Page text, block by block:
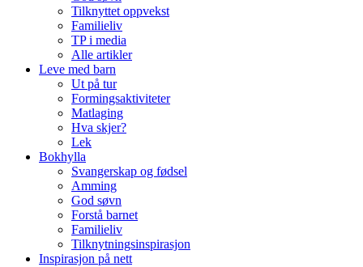
Tilknyttet oppvekst
Familieliv
TP i media
Alle artikler
Leve med barn
Ut på tur
Formingsaktiviteter
Matlaging
Hva skjer?
Lek
Bokhylla
Svangerskap og fødsel
Amming
God søvn
Forstå barnet
Familieliv
Tilknytningsinspirasjon
Inspirasjon på nett